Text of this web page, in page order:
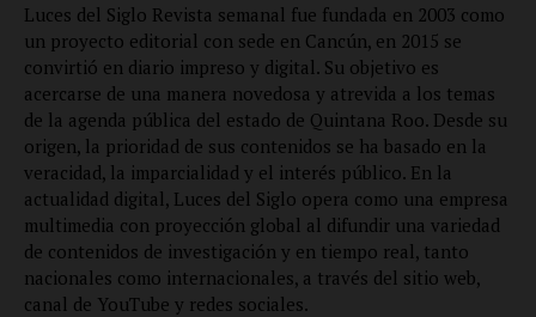
Luces del Siglo Revista semanal fue fundada en 2003 como
un proyecto editorial con sede en Cancún, en 2015 se
convirtió en diario impreso y digital. Su objetivo es
acercarse de una manera novedosa y atrevida a los temas
de la agenda pública del estado de Quintana Roo. Desde su
origen, la prioridad de sus contenidos se ha basado en la
veracidad, la imparcialidad y el interés público. En la
actualidad digital, Luces del Siglo opera como una empresa
multimedia con proyección global al difundir una variedad
de contenidos de investigación y en tiempo real, tanto
nacionales como internacionales, a través del sitio web,
canal de YouTube y redes sociales.